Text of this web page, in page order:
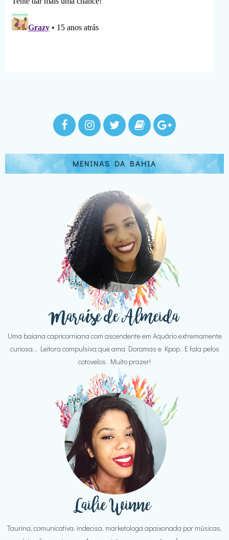
MENINAS DA BAHIA
Uma baiana capricorniana com ascendente em Aquário extremamente
curiosa... Leitora compulsiva que ama Doramas e Kpop. E fala pelos
cotovelos. Muito prazer!
Taurina, comunicativa, indecisa, marketologa apaixonada por músicas,